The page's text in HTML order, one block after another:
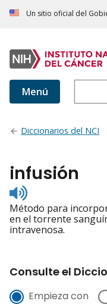
Un sitio oficial del
Menú
Diccionarios del NCI
infusión
Listen
to
pronunciation
Método para
en el torrente
intravenosa.
Consulte el
Empieza con